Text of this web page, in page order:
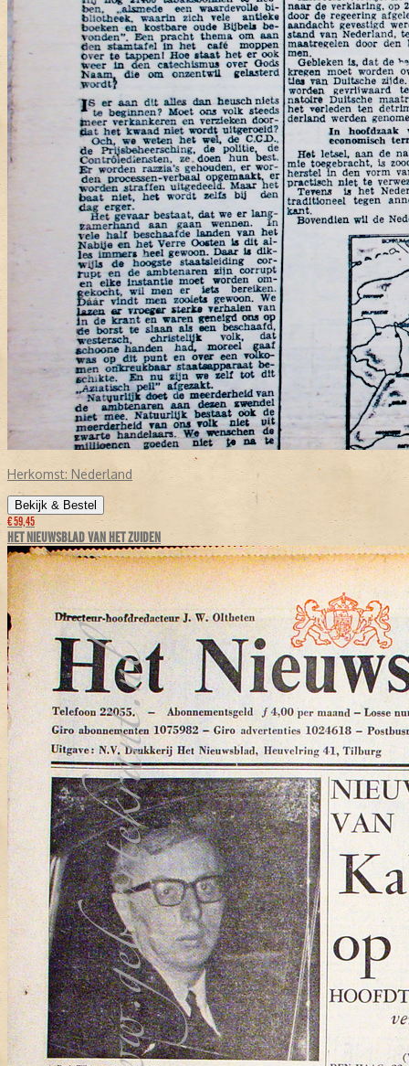
Herkomst: Nederland
Bekijk & Bestel
€ 59,45
HET NIEUWSBLAD VAN HET ZUIDEN